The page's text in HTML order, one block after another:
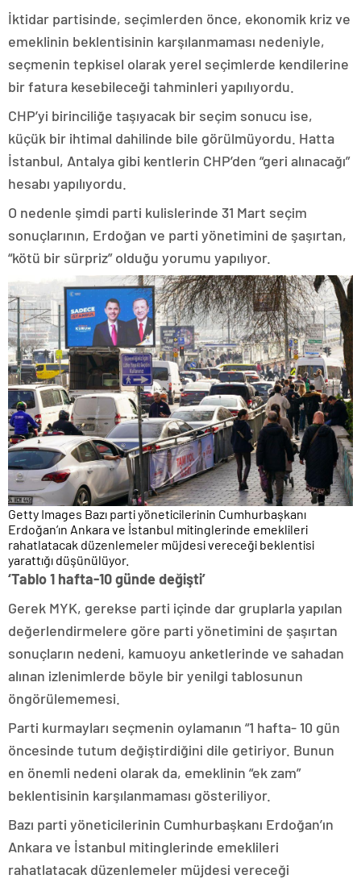
İktidar partisinde, seçimlerden önce, ekonomik kriz ve
emeklinin beklentisinin karşılanmaması nedeniyle,
seçmenin tepkisel olarak yerel seçimlerde kendilerine
bir fatura kesebileceği tahminleri yapılıyordu.
CHP’yi birinciliğe taşıyacak bir seçim sonucu ise,
küçük bir ihtimal dahilinde bile görülmüyordu. Hatta
İstanbul, Antalya gibi kentlerin CHP’den “geri alınacağı”
hesabı yapılıyordu.
O nedenle şimdi parti kulislerinde 31 Mart seçim
sonuçlarının, Erdoğan ve parti yönetimini de şaşırtan,
“kötü bir sürpriz” olduğu yorumu yapılıyor.
Getty Images Bazı parti yöneticilerinin Cumhurbaşkanı
Erdoğan’ın Ankara ve İstanbul mitinglerinde emeklileri
rahatlatacak düzenlemeler müjdesi vereceği beklentisi
yarattığı düşünülüyor.
‘Tablo 1 hafta-10 günde değişti’
Gerek MYK, gerekse parti içinde dar gruplarla yapılan
değerlendirmelere göre parti yönetimini de şaşırtan
sonuçların nedeni, kamuoyu anketlerinde ve sahadan
alınan izlenimlerde böyle bir yenilgi tablosunun
öngörülememesi.
Parti kurmayları seçmenin oylamanın “1 hafta- 10 gün
öncesinde tutum değiştirdiğini dile getiriyor. Bunun
en önemli nedeni olarak da, emeklinin “ek zam”
beklentisinin karşılanmaması gösteriliyor.
Bazı parti yöneticilerinin Cumhurbaşkanı Erdoğan’ın
Ankara ve İstanbul mitinglerinde emeklileri
rahatlatacak düzenlemeler müjdesi vereceği